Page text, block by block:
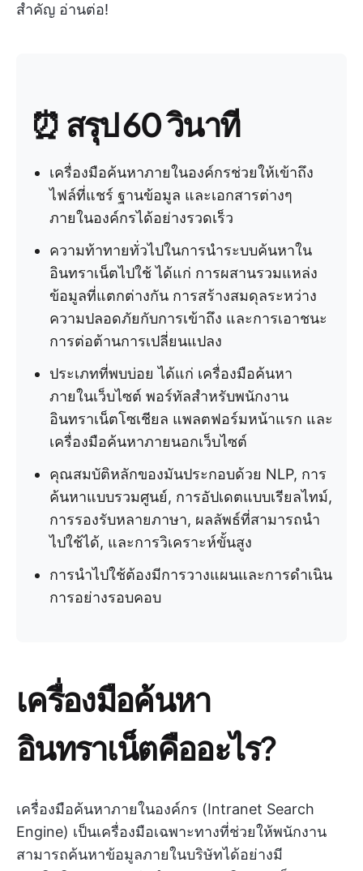
สำคัญ อ่านต่อ!
⏰ สรุป 60 วินาที
เครื่องมือค้นหาภายในองค์กรช่วยให้เข้าถึง
ไฟล์ที่แชร์ ฐานข้อมูล และเอกสารต่างๆ
ภายในองค์กรได้อย่างรวดเร็ว
ความท้าทายทั่วไปในการนำระบบค้นหาใน
อินทราเน็ตไปใช้ ได้แก่ การผสานรวมแหล่ง
ข้อมูลที่แตกต่างกัน การสร้างสมดุลระหว่าง
ความปลอดภัยกับการเข้าถึง และการเอาชนะ
การต่อต้านการเปลี่ยนแปลง
ประเภทที่พบบ่อย ได้แก่ เครื่องมือค้นหา
ภายในเว็บไซต์ พอร์ทัลสำหรับพนักงาน
อินทราเน็ตโซเชียล แพลตฟอร์มหน้าแรก และ
เครื่องมือค้นหาภายนอกเว็บไซต์
คุณสมบัติหลักของมันประกอบด้วย NLP, การ
ค้นหาแบบรวมศูนย์, การอัปเดตแบบเรียลไทม์,
การรองรับหลายภาษา, ผลลัพธ์ที่สามารถนำ
ไปใช้ได้, และการวิเคราะห์ขั้นสูง
การนำไปใช้ต้องมีการวางแผนและการดำเนิน
การอย่างรอบคอบ
เครื่องมือค้นหา
อินทราเน็ตคืออะไร?
เครื่องมือค้นหาภายในองค์กร (Intranet Search
Engine) เป็นเครื่องมือเฉพาะทางที่ช่วยให้พนักงาน
สามารถค้นหาข้อมูลภายในบริษัทได้อย่างมี